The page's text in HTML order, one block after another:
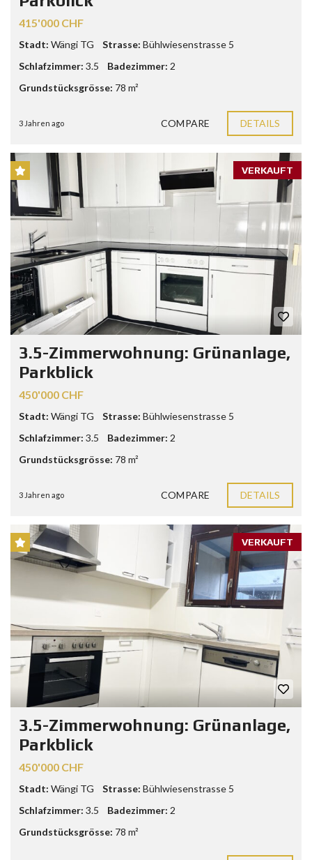
415'000 CHF
Stadt: Wängi TG Strasse: Bühlwiesenstrasse 5
Schlafzimmer: 3.5 Badezimmer: 2
Grundstücksgrösse: 78 m²
3 Jahren ago COMPARE DETAILS
VERKAUFT
3.5-Zimmerwohnung: Grünanlage,
Parkblick
450'000 CHF
Stadt: Wängi TG Strasse: Bühlwiesenstrasse 5
Schlafzimmer: 3.5 Badezimmer: 2
Grundstücksgrösse: 78 m²
3 Jahren ago COMPARE DETAILS
VERKAUFT
3.5-Zimmerwohnung: Grünanlage,
Parkblick
450'000 CHF
Stadt: Wängi TG Strasse: Bühlwiesenstrasse 5
Schlafzimmer: 3.5 Badezimmer: 2
Grundstücksgrösse: 78 m²